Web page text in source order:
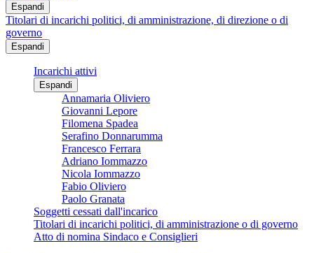
Espandi
Titolari di incarichi politici, di amministrazione, di direzione o di
governo
Espandi
Incarichi attivi
Espandi
Annamaria Oliviero
Giovanni Lepore
Filomena Spadea
Serafino Donnarumma
Francesco Ferrara
Adriano Iommazzo
Nicola Iommazzo
Fabio Oliviero
Paolo Granata
Soggetti cessati dall'incarico
Titolari di incarichi politici, di amministrazione o di governo
Atto di nomina Sindaco e Consiglieri